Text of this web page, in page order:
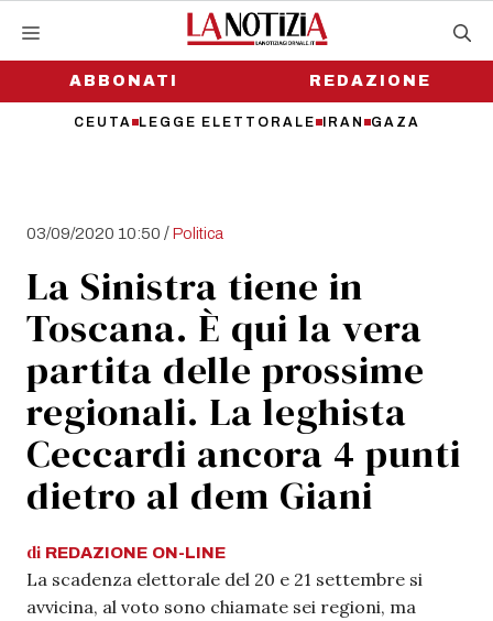
contenutoABBONATI
CEUTA LEGGE ELETTORALE IRAN GAZA
REDAZIONE
03/09/2020 10:50 /Politica
La Sinistra tiene in
Toscana. È qui la vera
partita delle prossime
regionali. La leghista
Ceccardi ancora 4 punti
dietro al dem Giani
di REDAZIONE ON-LINE
La scadenza elettorale del 20 e 21 settembre si
avvicina, al voto sono chiamate sei regioni, ma